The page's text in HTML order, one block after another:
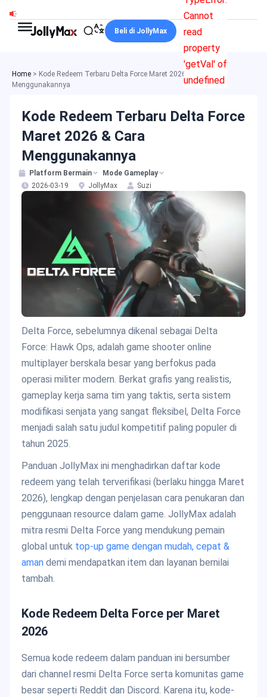
Cannot
read
property
'getVal' of
undefined
Beli di JollyMax
Home > Kode Redeem Terbaru Delta Force Maret 2026 & Cara
Menggunakannya
Kode Redeem Terbaru Delta Force
Maret 2026 & Cara
Menggunakannya
Platform Bermain
Mode Gameplay
2026-03-19
JollyMax Suzi
Delta Force, sebelumnya dikenal sebagai Delta
Force: Hawk Ops, adalah game shooter online
multiplayer berskala besar yang berfokus pada
operasi militer modern. Berkat grafis yang realistis,
gameplay kerja sama tim yang taktis, serta sistem
modifikasi senjata yang sangat fleksibel, Delta Force
menjadi salah satu judul kompetitif paling populer di
tahun 2025.
Panduan JollyMax ini menghadirkan daftar kode
redeem yang telah terverifikasi (berlaku hingga Maret
2026), lengkap dengan penjelasan cara penukaran dan
penggunaan resource dalam game. JollyMax adalah
mitra resmi Delta Force yang mendukung pemain
global untuk top-up game dengan mudah, cepat &
aman demi mendapatkan item dan layanan bernilai
tambah.
Kode Redeem Delta Force per Maret
2026
Semua kode redeem dalam panduan ini bersumber
dari channel resmi Delta Force serta komunitas game
besar seperti Reddit dan Discord. Karena itu, kode-